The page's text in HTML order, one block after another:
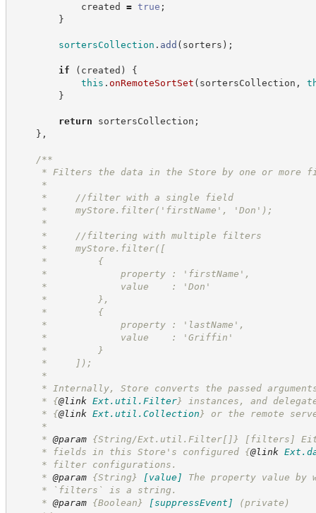
created = true ;
}
sortersCollection . add ( sorters ) ;
if ( created )
{
this . onRemoteSortSet ( sortersCollection ,
}
return sortersCollection ;
} ,
/**
* Filters the data in the Store by one or more
*
*     //filter with a single field
*     myStore.filter('firstName', 'Don');
*
*     //filtering with multiple filters
*     myStore.filter([
*         {
*             property : 'firstName',
*             value    : 'Don'
*         },
*         {
*             property : 'lastName',
*             value    : 'Griffin'
*         }
*     ]);
*
* Internally, Store converts the passed
* {@link Ext.util.Filter} instances, and
* {@link Ext.util.Collection } or the remote
*
* @param {String/Ext.util.Filter[]} [filters] Either
* fields in this Store's configured {@link
* filter configurations.
* @param {String} [value]
The property value
* `filters` is a string.
* @param {Boolean} [suppressEvent]
(private)